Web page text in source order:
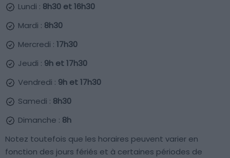
Lundi : 8h30 et 16h30
Mardi : 8h30
Mercredi : 17h30
Jeudi : 9h et 17h30
Vendredi : 9h et 17h30
Samedi : 8h30
Dimanche : 8h
Notez toutefois que les horaires peuvent varier en
fonction des jours fériés et à certaines périodes de